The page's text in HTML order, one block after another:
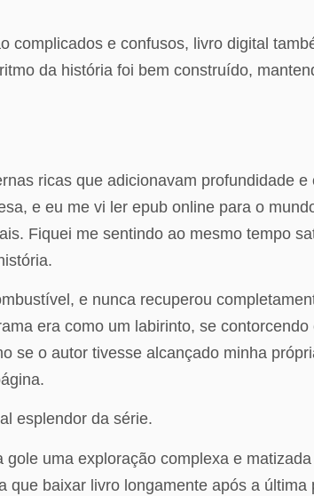
complicados e confusos, livro digital
da história foi bem construído,
ricas que adicionavam profundidade e
e eu me vi ler epub online para o
Fiquei me sentindo ao mesmo tempo
e nunca recuperou
era como um labirinto, se contorcendo
se o autor tivesse alcançado minha
esplendor da série.
uma exploração complexa e
baixar livro longamente após a última